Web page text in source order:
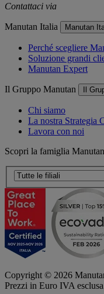
Contattaci via
Manutan Italia Manutan
Perché scegliere
Soluzione grandi
Manutan Expert
Il Gruppo Manutan Il
Chi siamo
La nostra Strategia
Lavora con noi
Scopri la famiglia Manutan
Copyright © 2026
Prezzi in Euro IVA